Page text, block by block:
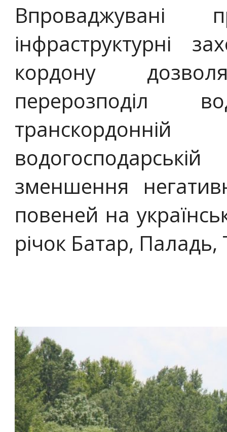
Впроваджувані
інфраструктурні
кордону
перерозподіл
зменшення
повеней на
річок Батар, Паладь,